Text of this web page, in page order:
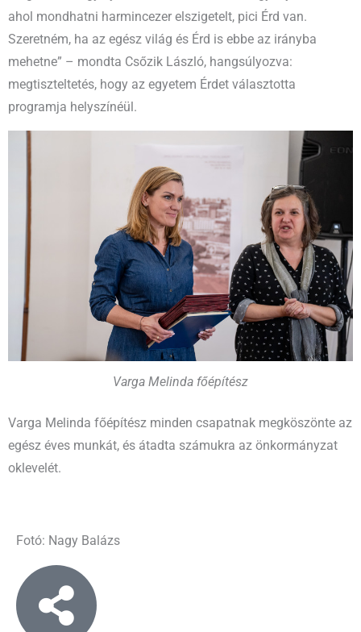
ahol mondhatni harmincezer elszigetelt, pici Érd van.
Szeretném, ha az egész világ és Érd is ebbe az irányba
mehetne” – mondta Csőzik László, hangsúlyozva:
megtiszteltetés, hogy az egyetem Érdet választotta
programja helyszínéül.
Varga Melinda főépítész
Varga Melinda főépítész minden csapatnak megköszönte az
egész éves munkát, és átadta számukra az önkormányzat
oklevelét.
Fotó: Nagy Balázs